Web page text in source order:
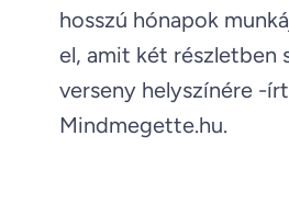
hosszú hónapok
el, amit két részletben
verseny helyszínére -
Mindmegette.hu.